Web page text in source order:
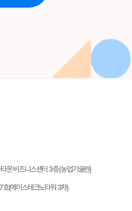
운 비즈니스센터 3층 (농업기술원)
(에이스테크노타워 3차)